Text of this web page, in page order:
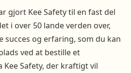
gjort Kee Safety til en fast del
i over 50 lande verden over,
succes og erfaring, som du kan
ved at bestille et
Safety, der kraftigt vil